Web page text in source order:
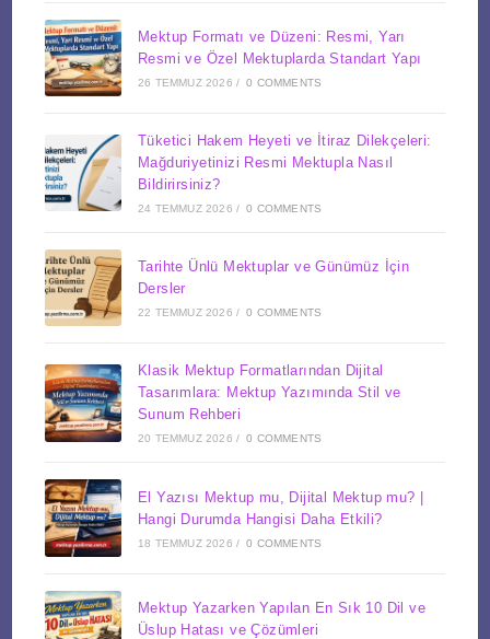
Mektup Formatı ve Düzeni: Resmi, Yarı
Resmi ve Özel Mektuplarda Standart Yapı
26 TEMMUZ 2026 / 0 COMMENTS
Tüketici Hakem Heyeti ve İtiraz Dilekçeleri:
Mağduriyetinizi Resmi Mektupla Nasıl
Bildirirsiniz?
24 TEMMUZ 2026 / 0 COMMENTS
Tarihte Ünlü Mektuplar ve Günümüz İçin
Dersler
22 TEMMUZ 2026 / 0 COMMENTS
Klasik Mektup Formatlarından Dijital
Tasarımlara: Mektup Yazımında Stil ve
Sunum Rehberi
20 TEMMUZ 2026 / 0 COMMENTS
El Yazısı Mektup mu, Dijital Mektup mu? |
Hangi Durumda Hangisi Daha Etkili?
18 TEMMUZ 2026 / 0 COMMENTS
Mektup Yazarken Yapılan En Sık 10 Dil ve
Üslup Hatası ve Çözümleri